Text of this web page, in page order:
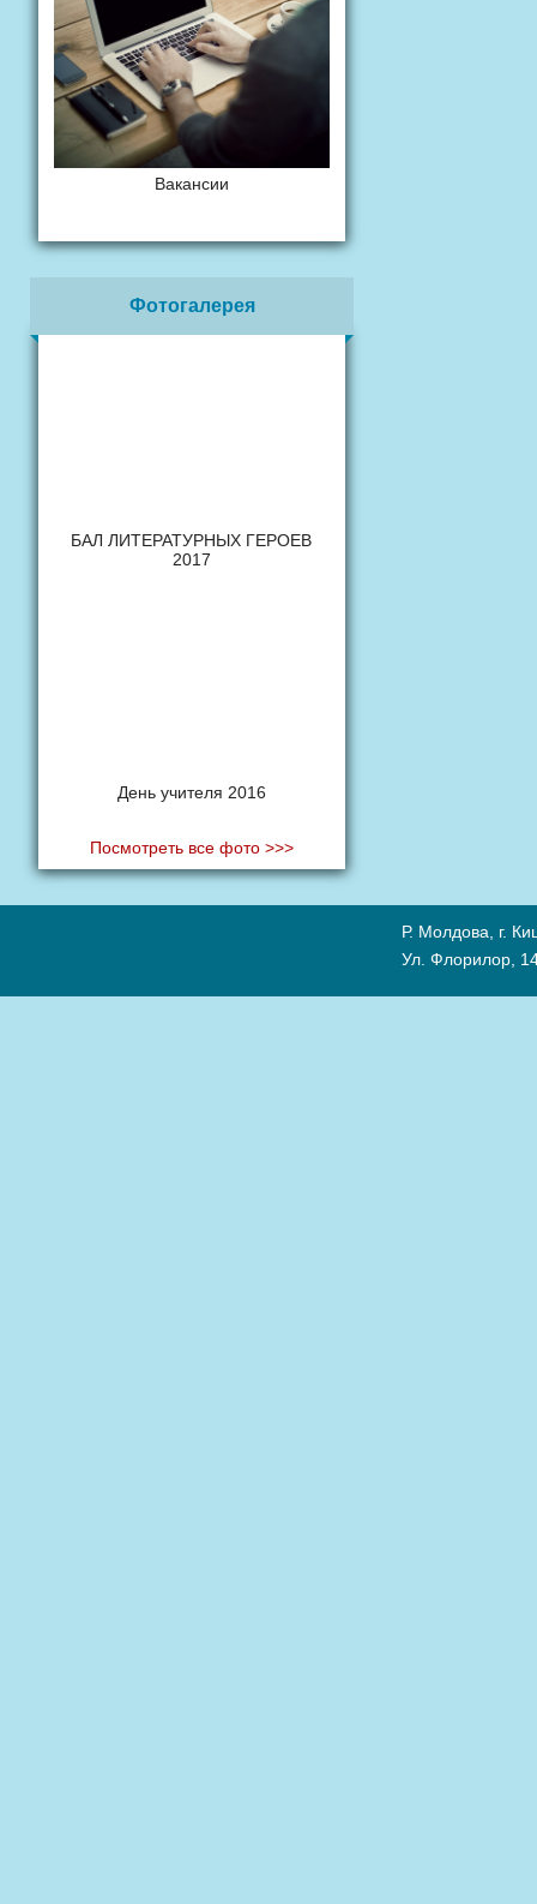
Вакансии
Фотогалерея
БАЛ ЛИТЕРАТУРНЫХ ГЕРОЕВ
2017
День учителя 2016
Посмотреть все фото >>>
Р. Молдова, г.
Ул. Флорилор,